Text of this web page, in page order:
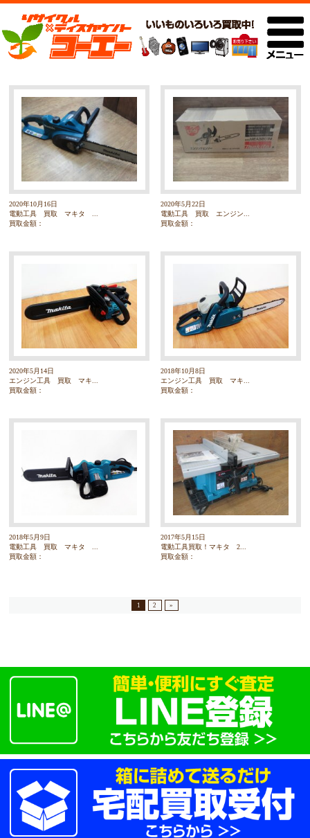
2020年10月16日
電動工具 買取 マキタ ...
買取金額：
2020年5月22日
電動工具 買取 エンジン...
買取金額：
2020年5月14日
エンジン工具 買取 マキ...
買取金額：
2018年10月8日
エンジン工具 買取 マキ...
買取金額：
2018年5月9日
電動工具 買取 マキタ ...
買取金額：
2017年5月15日
電動工具買取！マキタ 2...
買取金額：
1 2 »